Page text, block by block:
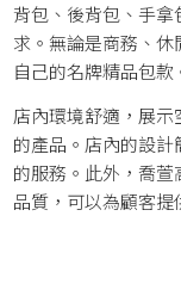
背包、後背包、手
求。無論是商務、
自己的名牌精品包款
店內環境舒適，展
的產品。店內的設
的服務。此外，喬
品質，可以為顧客提